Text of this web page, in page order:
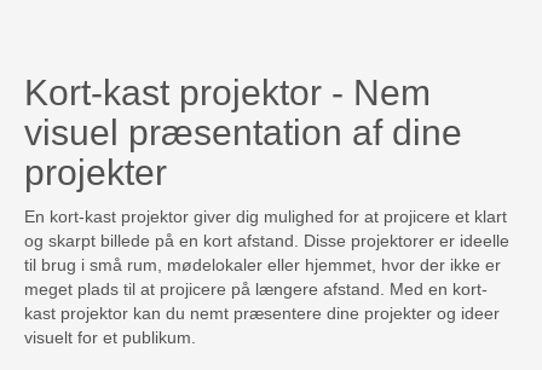
Kort-kast projektor - Nem
visuel præsentation af dine
projekter
En kort-kast projektor giver dig mulighed for at projicere et klart
og skarpt billede på en kort afstand. Disse projektorer er ideelle
til brug i små rum, mødelokaler eller hjemmet, hvor der ikke er
meget plads til at projicere på længere afstand. Med en kort-
kast projektor kan du nemt præsentere dine projekter og ideer
visuelt for et publikum.